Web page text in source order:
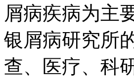
屑病疾病为主
银屑病研究所
查、医疗、科